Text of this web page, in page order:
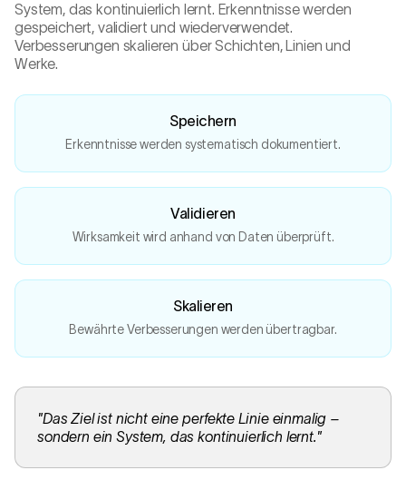
System, das kontinuierlich lernt. Erkenntnisse werden
gespeichert, validiert und wiederverwendet.
Verbesserungen skalieren über Schichten, Linien und
Werke.
Speichern
Erkenntnisse werden systematisch dokumentiert.
Validieren
Wirksamkeit wird anhand von Daten überprüft.
Skalieren
Bewährte Verbesserungen werden übertragbar.
"Das Ziel ist nicht eine perfekte Linie einmalig –
sondern ein System, das kontinuierlich lernt."